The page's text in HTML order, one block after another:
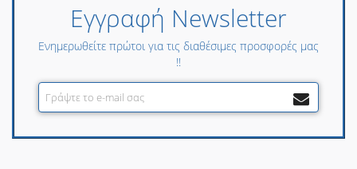
Εγγραφή Newsletter
Ενημερωθείτε πρώτοι για τις διαθέσιμες προσφορές μας
!!